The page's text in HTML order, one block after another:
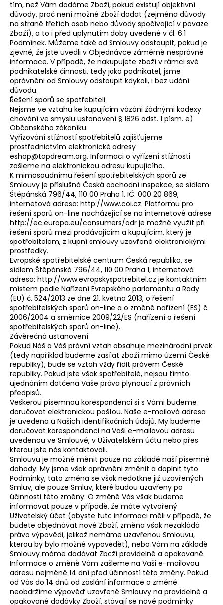
tím, než Vám dodáme Zboží, pokud existují objektivní
důvody, proč není možné Zboží dodat (zejména důvody
na straně třetích osob nebo důvody spočívající v povaze
Zboží), a to i před uplynutím doby uvedené v čl. 6.1
Podmínek. Můžeme také od Smlouvy odstoupit, pokud je
zjevné, že jste uvedli v Objednávce záměrně nesprávné
informace. V případě, že nakupujete zboží v rámci své
podnikatelské činnosti, tedy jako podnikatel, jsme
oprávněni od Smlouvy odstoupit kdykoli, i bez udání
důvodu.
Řešení sporů se spotřebiteli
Nejsme ve vztahu ke kupujícím vázáni žádnými kodexy
chování ve smyslu ustanovení § 1826 odst. 1 písm. e)
Občanského zákoníku.
Vyřizování stížností spotřebitelů zajišťujeme
prostřednictvím elektronické adresy
eshop@topdream.org. Informaci o vyřízení stížnosti
zašleme na elektronickou adresu kupujícího.
K mimosoudnímu řešení spotřebitelských sporů ze
Smlouvy je příslušná Česká obchodní inspekce, se sídlem
Štěpánská 796/44, 110 00 Praha 1, IČ: 000 20 869,
internetová adresa: http://www.coi.cz. Platformu pro
řešení sporů on-line nacházející se na internetové adrese
http://ec.europa.eu/consumers/odr je možné využít při
řešení sporů mezi prodávajícím a kupujícím, který je
spotřebitelem, z kupní smlouvy uzavřené elektronickými
prostředky.
Evropské spotřebitelské centrum Česká republika, se
sídlem Štěpánská 796/44, 110 00 Praha 1, internetová
adresa: http://www.evropskyspotrebitel.cz je kontaktním
místem podle Nařízení Evropského parlamentu a Rady
(EU) č. 524/2013 ze dne 21. května 2013, o řešení
spotřebitelských sporů on-line a o změně nařízení (ES) č.
2006/2004 a směrnice 2009/22/ES (nařízení o řešení
spotřebitelských sporů on-line).
Závěrečná ustanovení
Pokud Náš a Váš právní vztah obsahuje mezinárodní prvek
(tedy například budeme zasílat zboží mimo území České
republiky), bude se vztah vždy řídit právem České
republiky. Pokud jste však spotřebitelé, nejsou tímto
ujednáním dotčena Vaše práva plynoucí z právních
předpisů.
Veškerou písemnou korespondenci si s Vámi budeme
doručovat elektronickou poštou. Naše e-mailová adresa
je uvedena u Našich identifikačních údajů. My budeme
doručovat korespondenci na Vaši e-mailovou adresu
uvedenou ve Smlouvě, v Uživatelském účtu nebo přes
kterou jste nás kontaktovali.
Smlouvu je možné měnit pouze na základě naší písemné
dohody. My jsme však oprávněni změnit a doplnit tyto
Podmínky, tato změna se však nedotkne již uzavřených
Smluv, ale pouze Smluv, které budou uzavřeny po
účinnosti této změny. O změně Vás však budeme
informovat pouze v případě, že máte vytvořený
Uživatelský účet (abyste tuto informaci měli v případě, že
budete objednávat nové Zboží, změna však nezakládá
právo výpovědi, jelikož nemáme uzavřenou Smlouvu,
kterou by bylo možné vypovědět), nebo Vám na základě
Smlouvy máme dodávat Zboží pravidelně a opakovaně.
Informace o změně Vám zašleme na Vaši e-mailovou
adresu nejméně 14 dní před účinností této změny. Pokud
od Vás do 14 dnů od zaslání informace o změně
neobdržíme výpověď uzavřené Smlouvy na pravidelné a
opakované dodávky Zboží, stávají se nové podmínky